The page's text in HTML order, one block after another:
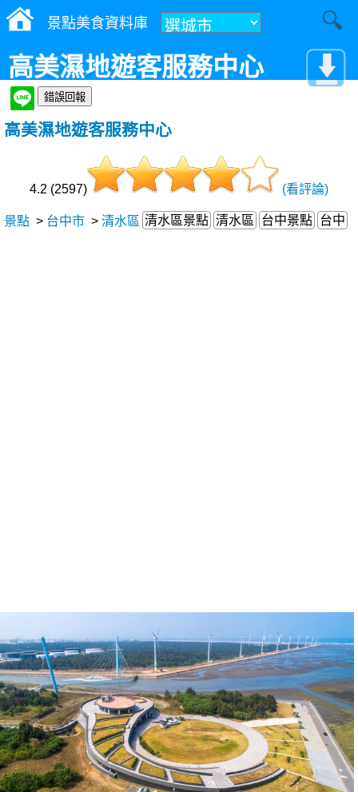
景點美食資料庫
高美濕地遊客服務中心
高美濕地遊客服務中心
4.2 (2597) (看評論)
景點 > 台中市 > 清水區 清水區景點 清水區 台中景點 台中